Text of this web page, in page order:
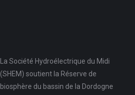
La Société Hydroélectrique du Midi
(SHEM) soutient la Réserve de
biosphère du bassin de la Dordogne